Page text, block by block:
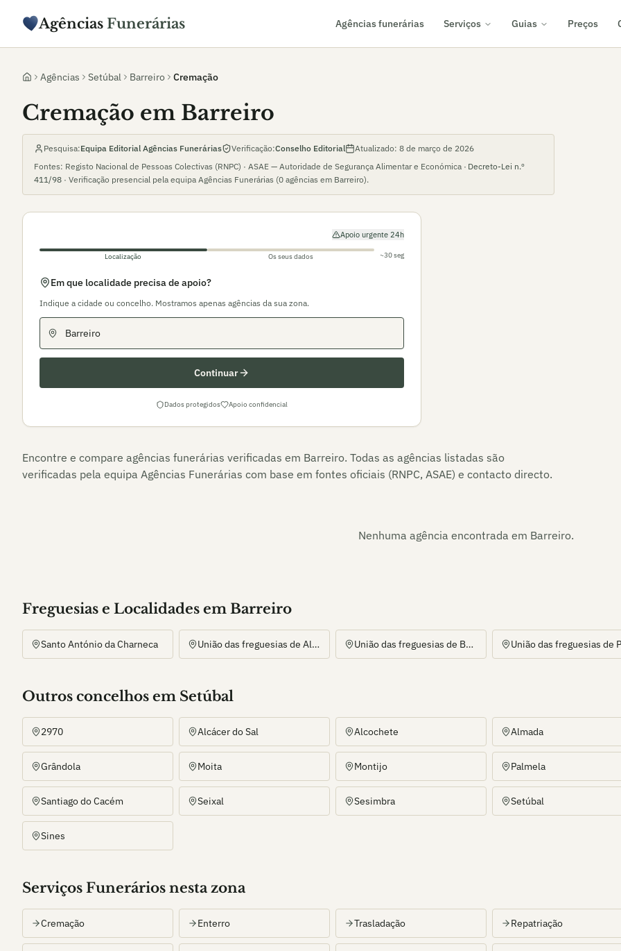
Agências Funerárias Agências funerárias Serviços Guias Preços
Agências Setúbal Barreiro Cremação
Cremação em Barreiro
Pesquisa:Equipa Editorial Agências Funerárias Verificação:Conselho Editorial Atualizado: 8 de março de 2026
Fontes: Registo Nacional de Pessoas Colectivas (RNPC) · ASAE — Autoridade de Segurança Alimentar e Económica · Decreto-Lei n.º
411/98 · Verificação presencial pela equipa Agências Funerárias (0 agências em Barreiro).
Apoio urgente 24h
Localização Os seus dados ~30 seg
Em que localidade precisa de apoio?
Indique a cidade ou concelho. Mostramos apenas agências da sua zona.
Continuar
Dados protegidos Apoio confidencial
Encontre e compare agências funerárias verificadas em Barreiro. Todas as agências listadas são
verificadas pela equipa Agências Funerárias com base em fontes oficiais (RNPC, ASAE) e contacto directo.
Nenhuma agência encontrada em Barreiro.
Freguesias e Localidades em Barreiro
Santo António da Charneca União das freguesias de Alto do Seixalinho, Santo André e Verderena União das freguesias de Barreiro e Lavradio
Outros concelhos em Setúbal
2970 Alcácer do Sal Alcochete Almada
Grândola Moita Montijo Palmela
Santiago do Cacém Seixal Sesimbra Setúbal
Sines
Serviços Funerários nesta zona
Cremação Enterro Trasladação Repatriação